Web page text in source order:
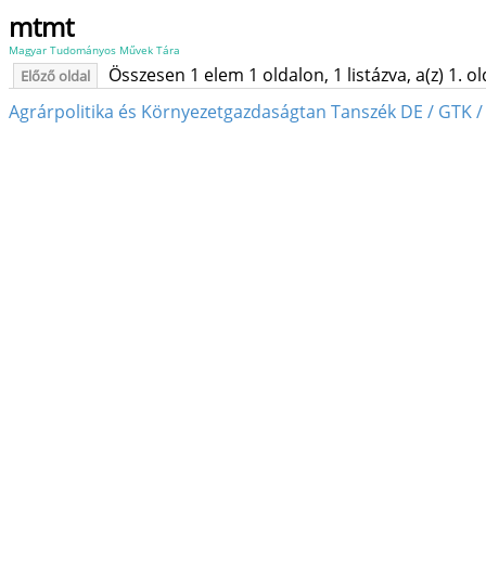
mtmt
Magyar Tudományos Művek Tára
Előző oldal
Összesen 1 elem 1 oldalon, 1 listázva, a(z) 1.
Agrárpolitika és Környezetgazdaságtan Tanszék DE / GTK